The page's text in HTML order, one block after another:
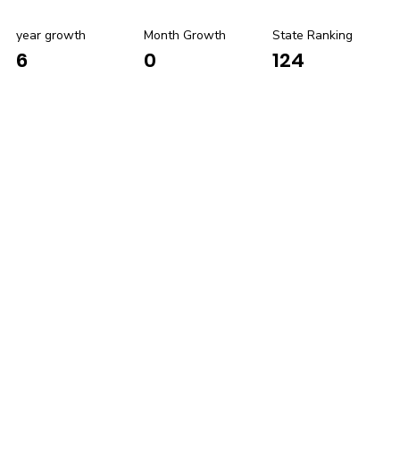
year growth
6
Month Growth
0
State Ranking
124